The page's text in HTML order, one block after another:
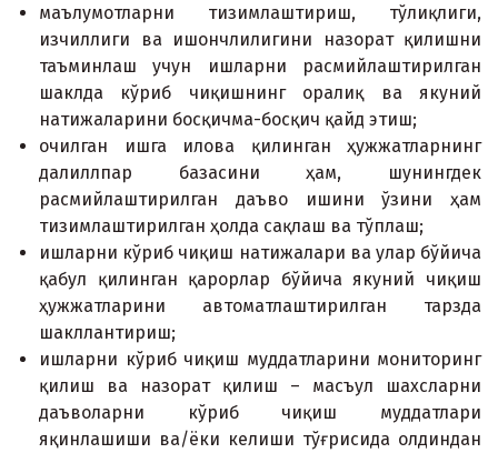
маълумотларни тизимлаштириш, тўлиқлиги,
изчиллиги ва ишончлилигини назорат қилишни
таъминлаш учун ишларни расмийлаштирилган
шаклда кўриб чиқишнинг оралиқ ва якуний
натижаларини босқичма-босқич қайд этиш;
очилган ишга илова қилинган ҳужжатларнинг
далиллпар базасини ҳам, шунингдек
расмийлаштирилган даъво ишини ўзини ҳам
тизимлаштирилган ҳолда сақлаш ва тўплаш;
ишларни кўриб чиқиш натижалари ва улар бўйича
қабул қилинган қарорлар бўйича якуний чиқиш
ҳужжатларини автоматлаштирилган тарзда
шакллантириш;
ишларни кўриб чиқиш муддатларини мониторинг
қилиш ва назорат қилиш – масъул шаxсларни
даъволарни кўриб чиқиш муддатлари
яқинлашиши ва/ёки келиши тўғрисида олдиндан